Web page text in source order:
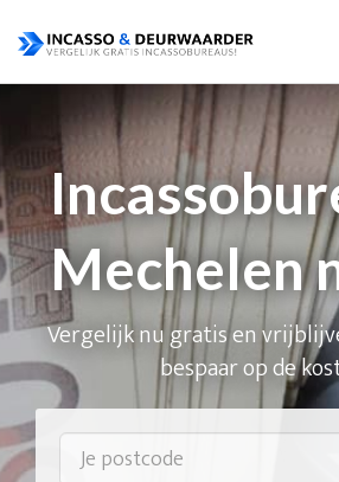
Mechelen
Vergelijk nu gratis en
bespaar op de